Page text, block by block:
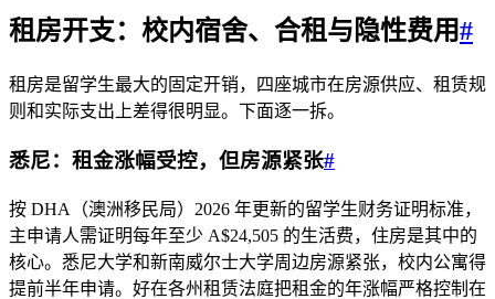
租房开支：校内宿舍、合租与隐性费用#
租房是留学生最大的固定开销，四座城市在房源供应、租赁规
则和实际支出上差得很明显。下面逐一拆。
悉尼：租金涨幅受控，但房源紧张#
按 DHA（澳洲移民局）2026 年更新的留学生财务证明标准，
主申请人需证明每年至少 A$24,505 的生活费，住房是其中的
核心。悉尼大学和新南威尔士大学周边房源紧张，校内公寓得
提前半年申请。好在各州租赁法庭把租金的年涨幅严格控制在